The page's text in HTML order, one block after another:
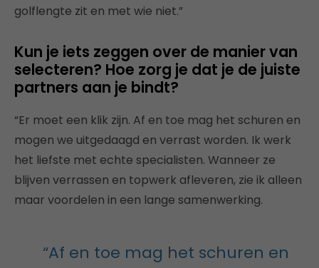
golflengte zit en met wie niet.”
Kun je iets zeggen over de manier van
selecteren? Hoe zorg je dat je de juiste
partners aan je bindt?
“Er moet een klik zijn. Af en toe mag het schuren en
mogen we uitgedaagd en verrast worden. Ik werk
het liefste met echte specialisten. Wanneer ze
blijven verrassen en topwerk afleveren, zie ik alleen
maar voordelen in een lange samenwerking.
“Af en toe mag het schuren en